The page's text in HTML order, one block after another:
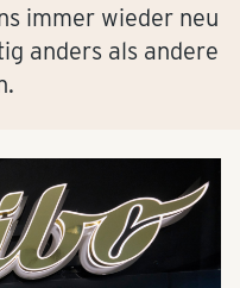
immer wieder neu
anders als andere